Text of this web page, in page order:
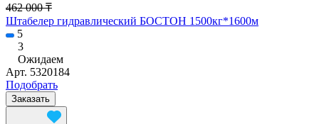
462 000 ₸
Штабелер гидравлический БОСТОН 1500кг*1600м
5
3
Ожидаем
Арт. 5320184
Подобрать
Заказать